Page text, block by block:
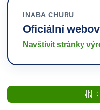
INABA CHURU
Oficiální
Navštívit stránky